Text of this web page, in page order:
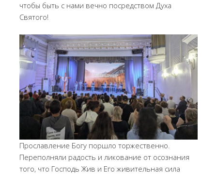
чтобы быть с нами вечно посредством Духа
Святого!
Прославление Богу поршло торжественно.
Переполняли радость и ликование от осознания
того, что Господь Жив и Его живительная сила